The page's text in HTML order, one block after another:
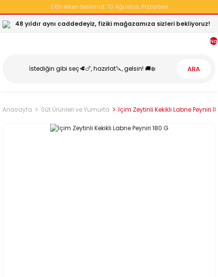
En erken teslimat: 10 Ağustos, Pazartesi
48 yıldır aynı caddedeyiz, fiziki mağazamıza sizleri bekliyoruz!
ARA
Anasayfa Süt Ürünleri ve Yumurta İçim Zeytinli Kekikli Labne Peyniri